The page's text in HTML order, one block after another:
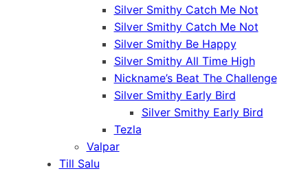
Silver Smithy Catch Me Not
Silver Smithy Catch Me Not
Silver Smithy Be Happy
Silver Smithy All Time High
Nickname’s Beat The Challenge
Silver Smithy Early Bird
Silver Smithy Early Bird
Tezla
Valpar
Till Salu